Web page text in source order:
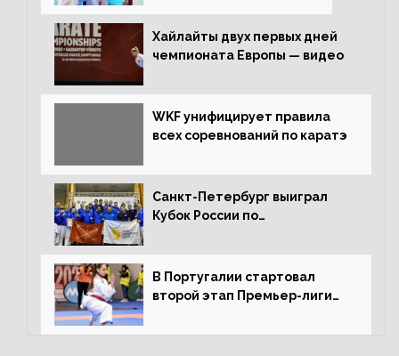
Хайлайты двух первых дней
чемпионата Европы — видео
WKF унифицирует правила
всех соревнований по каратэ
Санкт-Петербург выиграл
Кубок России по
В Португалии стартовал
второй этап Премьер-лиги